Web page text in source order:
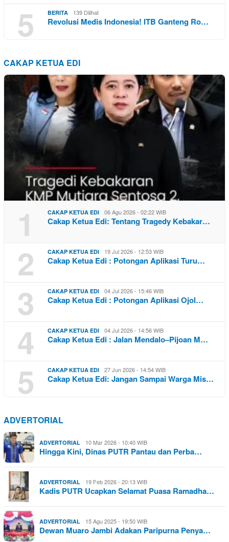
5
BERITA 139 Dilihat
Revolusi Medis Indonesia! ITB Ganteng Ro…
CAKAP KETUA EDI
1 CAKAP KETUA EDI 06 Agu 2026 - 02:22 WIB
Cakap Ketua Edi: Tentang Tragedy Kebakar…
2 CAKAP KETUA EDI 19 Jul 2026 - 12:53 WIB
Cakap Ketua Edi : Potongan Aplikasi Turu…
3 CAKAP KETUA EDI 04 Jul 2026 - 15:46 WIB
Cakap Ketua Edi : Potongan Aplikasi Ojol…
4 CAKAP KETUA EDI 04 Jul 2026 - 14:56 WIB
Cakap Ketua Edi : Jalan Mendalo–Pijoan M…
5 CAKAP KETUA EDI 27 Jun 2026 - 14:54 WIB
Cakap Ketua Edi: Jangan Sampai Warga Mis…
ADVERTORIAL
ADVERTORIAL 10 Mar 2026 - 10:40 WIB
Hingga Kini, Dinas PUTR Pantau dan Perba…
ADVERTORIAL 19 Feb 2026 - 20:13 WIB
Kadis PUTR Ucapkan Selamat Puasa Ramadha…
ADVERTORIAL 15 Agu 2025 - 19:50 WIB
Dewan Muaro Jambi Adakan Paripurna Penya…